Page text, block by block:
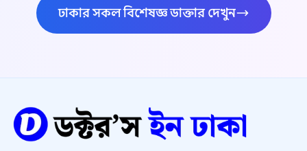
ঢাকার সকল বিশেষজ্ঞ ডাক্তার দেখুন